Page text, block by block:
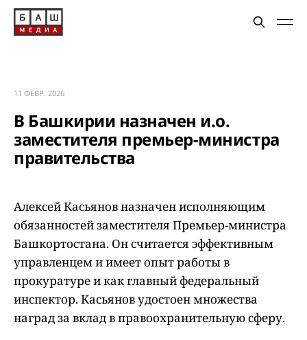
11 ФЕВР. 2026
В Башкирии назначен и.о.
заместителя премьер-министра
правительства
Алексей Касьянов назначен исполняющим
обязанностей заместителя Премьер-министра
Башкортостана. Он считается эффективным
управленцем и имеет опыт работы в
прокуратуре и как главный федеральный
инспектор. Касьянов удостоен множества
наград за вклад в правоохранительную сферу.